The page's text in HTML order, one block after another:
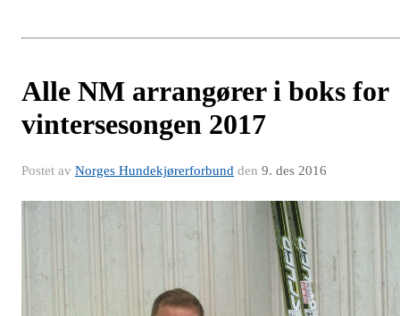
Alle NM arrangører i boks for
vintersesongen 2017
Postet av Norges Hundekjørerforbund den 9. des 2016